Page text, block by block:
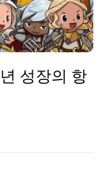
성장의 항